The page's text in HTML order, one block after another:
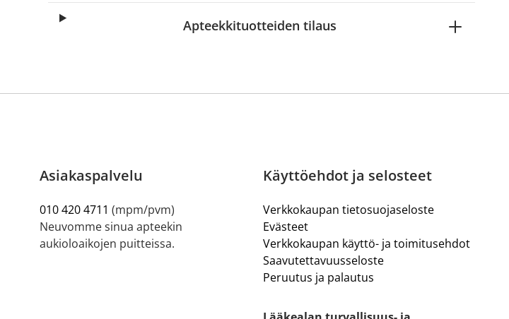
Apteekkituotteiden tilaus
Asiakaspalvelu
010 420 4711 (mpm/pvm)
Neuvomme sinua apteekin
aukioloaikojen puitteissa.
Käyttöehdot ja selosteet
Verkkokaupan tietosuojaseloste
Evästeet
Verkkokaupan käyttö- ja toimitusehdot
Saavutettavuusseloste
Peruutus ja palautus